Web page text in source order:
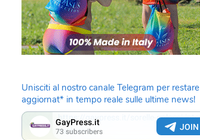
Unisciti al nostro canale Telegram per restare
aggiornat* in tempo reale sulle ultime news!